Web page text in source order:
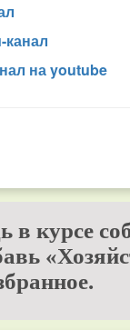
на youtube
в курсе